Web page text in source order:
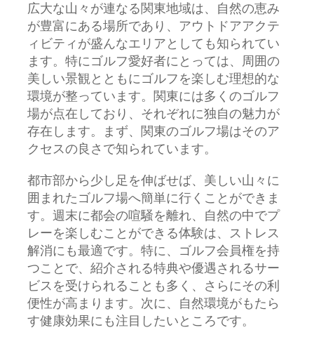
広大な山々が連なる関東地域は、自然の恵み
が豊富にある場所であり、アウトドアアクテ
ィビティが盛んなエリアとしても知られてい
ます。 特にゴルフ愛好者にとっては、周囲の
美しい景観とともにゴルフを楽しむ理想的な
環境が整っています。関東には多くのゴルフ
場が点在しており、それぞれに独自の魅力が
存在します。まず、関東のゴルフ場はそのア
クセスの良さで知られています。
都市部から少し足を伸ばせば、美しい山々に
囲まれたゴルフ場へ簡単に行くことができま
す。週末に都会の喧騒を離れ、自然の中でプ
レーを楽しむことができる体験は、ストレス
解消にも最適です。特に、ゴルフ会員権を持
つことで、紹介される特典や優遇されるサー
ビスを受けられることも多く、さらにその利
便性が高まります。次に、自然環境がもたら
す健康効果にも注目したいところです。